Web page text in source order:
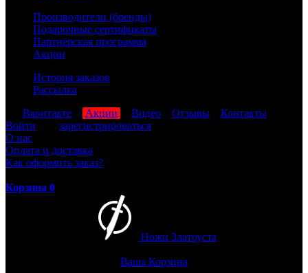
Производители (бренды)
Подарочные сертификаты
Партнёрская программа
Акции
История заказов
Рассылка
Вконтакте Акции Видео Отзывы
Контакты
Войти
зарегистрироваться
О нас
Оплата и доставка
Как оформить заказ?
Корзина 0
Ножи Златоуста
Ваша Корзина